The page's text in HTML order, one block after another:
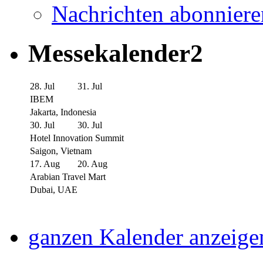
Nachrichten
Messekalender2
28. Jul
31. Jul
IBEM
Jakarta, Indonesia
30. Jul
30. Jul
Hotel Innovation Summit
Saigon, Vietnam
17. Aug
20. Aug
Arabian Travel Mart
Dubai, UAE
ganzen Kalender